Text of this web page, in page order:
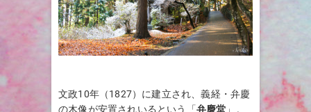
文政10年（1827）に建立され、義経・弁慶
の木像が安置されいるという「弁慶堂 」。